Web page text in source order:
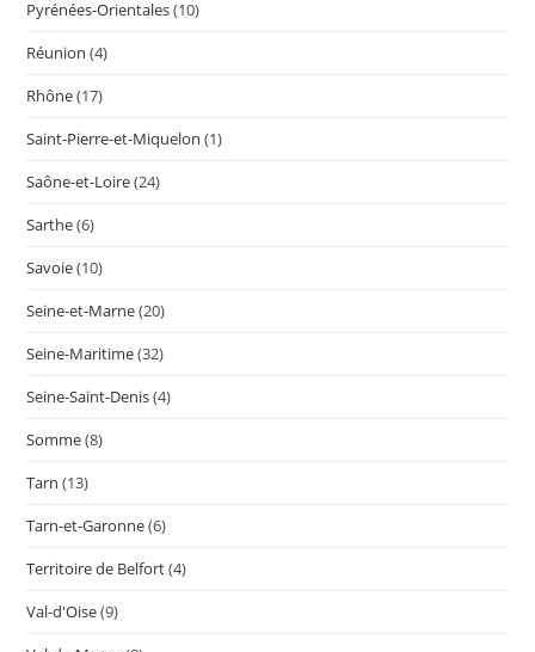
Pyrénées-Orientales(10)
Réunion (4)
Rhône(17)
Saint-Pierre-et-Miquelon (1)
Saône-et-Loire(24)
Sarthe(6)
Savoie(10)
Seine-et-Marne(20)
Seine-Maritime(32)
Seine-Saint-Denis(4)
Somme(8)
Tarn (13)
Tarn-et-Garonne(6)
Territoire de Belfort(4)
Val-d'Oise(9)